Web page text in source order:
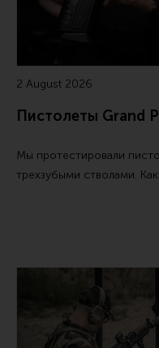
Все разделы
2 August 2026
Пистолеты Grand
Мы протестировали
трехзубыми стволами.